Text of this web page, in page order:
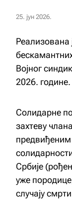
25. јун 2026.
Реализована
Војног
2026. године.
Солидарне
захтеву
Србије
уже
случају